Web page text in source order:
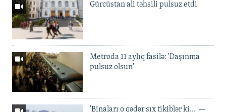
Gürcüstan ali təhsili pulsuz etdi
Metroda 11 aylıq fasilə: 'Daşınma
pulsuz olsun'
'Binaları o qədər sıx tikiblər ki...' —